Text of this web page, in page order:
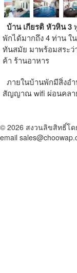
บ้าน เกียรติ หัวหิน 3
พักได้มากถึง 4 ท่าน ใ
ทันสมัย มาพร้อมสระว่
ค้า ร้านอาหาร
ภายในบ้านพักมีสิ่งอ
สัญญาณ wifi ผ่อนคลา
© 2026 สงวนลิขสิทธิ์โด
email